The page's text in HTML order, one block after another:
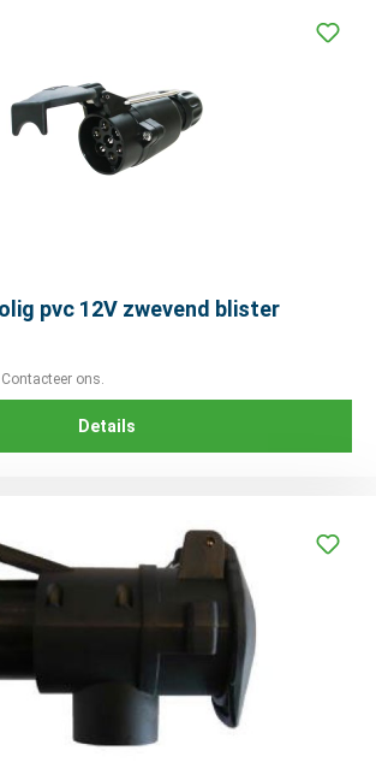
pvc 12V zwevend blister
ons.
Details